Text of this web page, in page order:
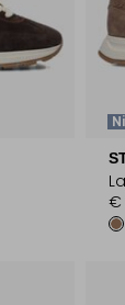
€